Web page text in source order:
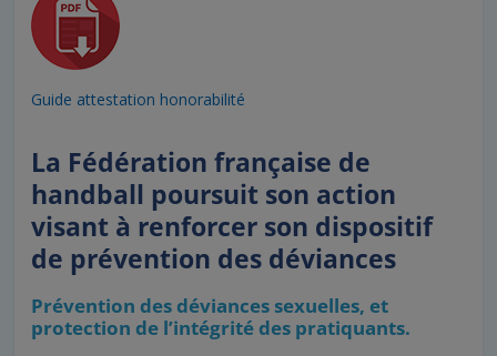
Guide attestation honorabilité
La Fédération française de
handball poursuit son action
visant à renforcer son dispositif
de prévention des déviances
Prévention des déviances sexuelles, et
protection de l’intégrité des pratiquants.